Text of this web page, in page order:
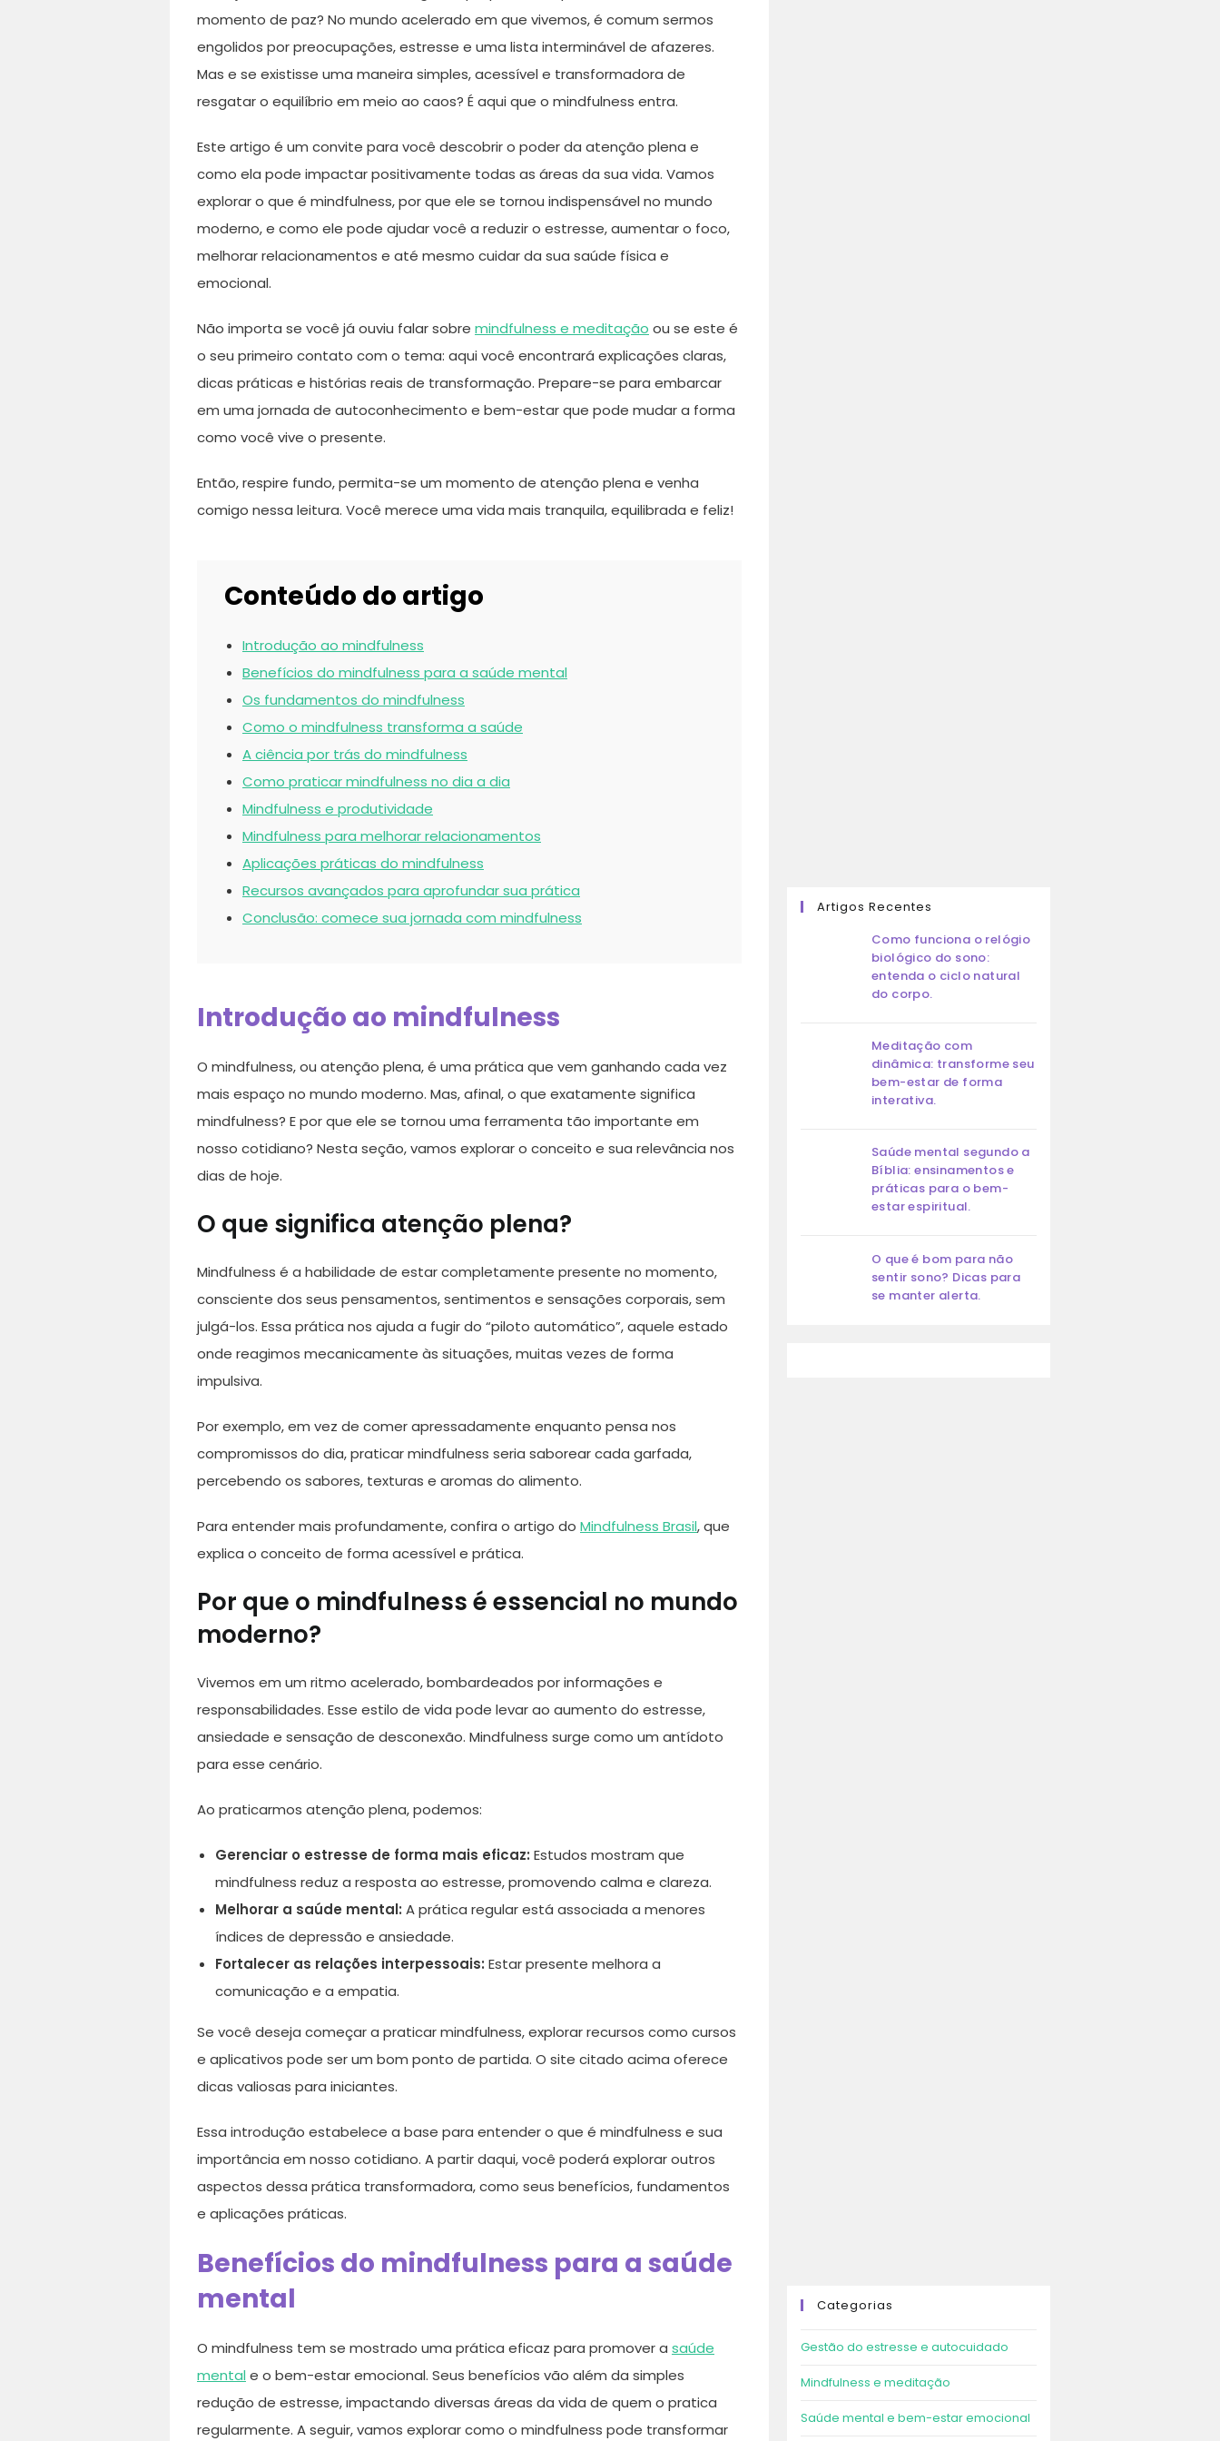
momento de paz? No mundo acelerado em que vivemos, é comum sermos
engolidos por preocupações, estresse e uma lista interminável de afazeres.
Mas e se existisse uma maneira simples, acessível e transformadora de
resgatar o equilíbrio em meio ao caos? É aqui que o mindfulness entra.
Este artigo é um convite para você descobrir o poder da atenção plena e
como ela pode impactar positivamente todas as áreas da sua vida. Vamos
explorar o que é mindfulness, por que ele se tornou indispensável no mundo
moderno, e como ele pode ajudar você a reduzir o estresse, aumentar o foco,
melhorar relacionamentos e até mesmo cuidar da sua saúde física e
emocional.
Não importa se você já ouviu falar sobre mindfulness e meditação ou se este é
o seu primeiro contato com o tema: aqui você encontrará explicações claras,
dicas práticas e histórias reais de transformação. Prepare-se para embarcar
em uma jornada de autoconhecimento e bem-estar que pode mudar a forma
como você vive o presente.
Então, respire fundo, permita-se um momento de atenção plena e venha
comigo nessa leitura. Você merece uma vida mais tranquila, equilibrada e feliz!
Conteúdo do artigo
Introdução ao mindfulness
Benefícios do mindfulness para a saúde mental
Os fundamentos do mindfulness
Como o mindfulness transforma a saúde
A ciência por trás do mindfulness
Como praticar mindfulness no dia a dia
Mindfulness e produtividade
Mindfulness para melhorar relacionamentos
Aplicações práticas do mindfulness
Recursos avançados para aprofundar sua prática
Conclusão: comece sua jornada com mindfulness
Introdução ao mindfulness
O mindfulness, ou atenção plena, é uma prática que vem ganhando cada vez
mais espaço no mundo moderno. Mas, afinal, o que exatamente significa
mindfulness? E por que ele se tornou uma ferramenta tão importante em
nosso cotidiano? Nesta seção, vamos explorar o conceito e sua relevância nos
dias de hoje.
O que significa atenção plena?
Mindfulness é a habilidade de estar completamente presente no momento,
consciente dos seus pensamentos, sentimentos e sensações corporais, sem
julgá-los. Essa prática nos ajuda a fugir do “piloto automático”, aquele estado
onde reagimos mecanicamente às situações, muitas vezes de forma
impulsiva.
Por exemplo, em vez de comer apressadamente enquanto pensa nos
compromissos do dia, praticar mindfulness seria saborear cada garfada,
percebendo os sabores, texturas e aromas do alimento.
Para entender mais profundamente, confira o artigo do Mindfulness Brasil, que
explica o conceito de forma acessível e prática.
Por que o mindfulness é essencial no mundo
moderno?
Vivemos em um ritmo acelerado, bombardeados por informações e
responsabilidades. Esse estilo de vida pode levar ao aumento do estresse,
ansiedade e sensação de desconexão. Mindfulness surge como um antídoto
para esse cenário.
Ao praticarmos atenção plena, podemos:
Gerenciar o estresse de forma mais eficaz: Estudos mostram que
mindfulness reduz a resposta ao estresse, promovendo calma e clareza.
Melhorar a saúde mental: A prática regular está associada a menores
índices de depressão e ansiedade.
Fortalecer as relações interpessoais: Estar presente melhora a
comunicação e a empatia.
Se você deseja começar a praticar mindfulness, explorar recursos como cursos
e aplicativos pode ser um bom ponto de partida. O site citado acima oferece
dicas valiosas para iniciantes.
Essa introdução estabelece a base para entender o que é mindfulness e sua
importância em nosso cotidiano. A partir daqui, você poderá explorar outros
aspectos dessa prática transformadora, como seus benefícios, fundamentos
e aplicações práticas.
Benefícios do mindfulness para a saúde
mental
O mindfulness tem se mostrado uma prática eficaz para promover a saúde
mental e o bem-estar emocional. Seus benefícios vão além da simples
redução de estresse, impactando diversas áreas da vida de quem o pratica
regularmente. A seguir, vamos explorar como o mindfulness pode transformar
Artigos Recentes
Como funciona o relógio
biológico do sono:
entenda o ciclo natural
do corpo.
Meditação com
dinâmica: transforme seu
bem-estar de forma
interativa.
Saúde mental segundo a
Bíblia: ensinamentos e
práticas para o bem-
estar espiritual.
O que é bom para não
sentir sono? Dicas para
se manter alerta.
Categorias
Gestão do estresse e autocuidado
Mindfulness e meditação
Saúde mental e bem-estar emocional